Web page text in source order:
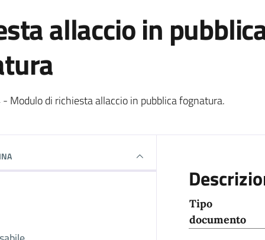
allaccio in
documento
Modulo di richiesta allaccio in pubblica fognatura.
Tipo
documento